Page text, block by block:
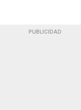
PUBLICIDAD